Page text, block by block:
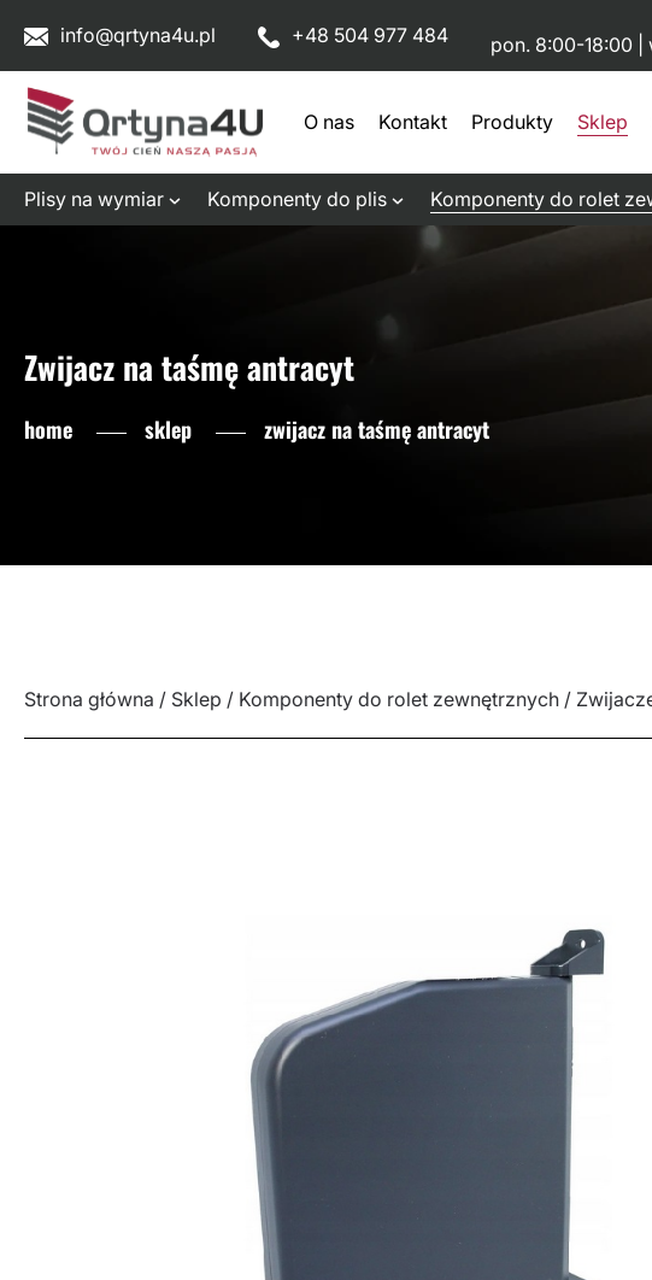
info@qrtyna4u.pl +48 504 977 484 pon. 8:00-18:00 |
O nas Kontakt Produkty Sklep
Plisy na wymiar Komponenty do plis Komponenty do rolet
Zwijacz na taśmę antracyt
home sklep zwijacz na taśmę antracyt
Strona główna / Sklep / Komponenty do rolet zewnętrznych /